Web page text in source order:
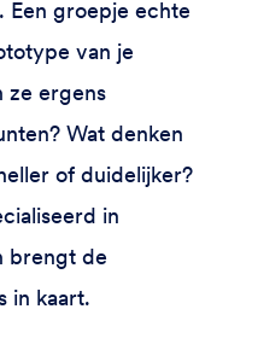
. Een groepje echte
van je
ze ergens
Wat denken
of duidelijker?
in
brengt de
in kaart.